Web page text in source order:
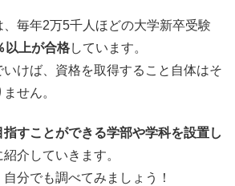
毎年2万5千人ほどの大学新卒受験
以上が合格しています。
けば、資格を取得すること自体はそ
せん。
指すことができる学部や学科を設置し
介していきます。
分でも調べてみましょう！